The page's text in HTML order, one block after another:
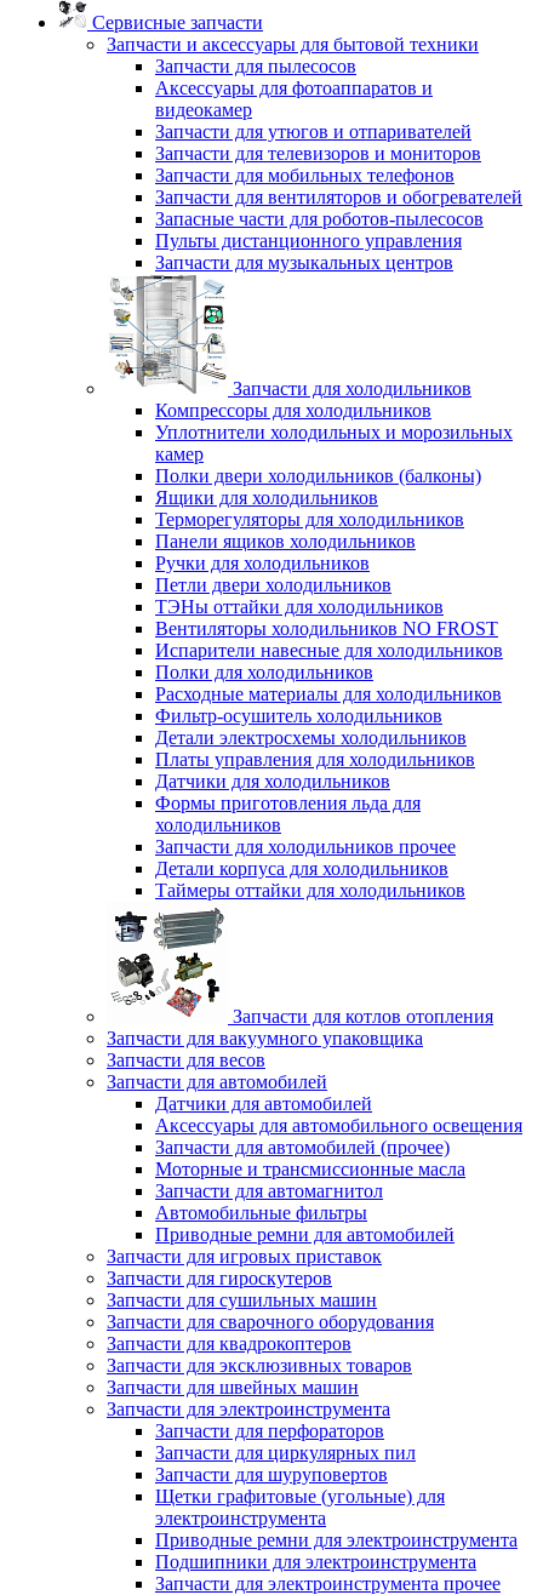
Сервисные запчасти
Запчасти и аксессуары для бытовой техники
Запчасти для пылесосов
Аксессуары для фотоаппаратов и
видеокамер
Запчасти для утюгов и отпаривателей
Запчасти для телевизоров и мониторов
Запчасти для мобильных телефонов
Запчасти для вентиляторов и обогревателей
Запасные части для роботов-пылесосов
Пульты дистанционного управления
Запчасти для музыкальных центров
Запчасти для холодильников
Компрессоры для холодильников
Уплотнители холодильных и морозильных
камер
Полки двери холодильников (балконы)
Ящики для холодильников
Терморегуляторы для холодильников
Панели ящиков холодильников
Ручки для холодильников
Петли двери холодильников
ТЭНы оттайки для холодильников
Вентиляторы холодильников NO FROST
Испарители навесные для холодильников
Полки для холодильников
Расходные материалы для холодильников
Фильтр-осушитель холодильников
Детали электросхемы холодильников
Платы управления для холодильников
Датчики для холодильников
Формы приготовления льда для
холодильников
Запчасти для холодильников прочее
Детали корпуса для холодильников
Таймеры оттайки для холодильников
Запчасти для котлов отопления
Запчасти для вакуумного упаковщика
Запчасти для весов
Запчасти для автомобилей
Датчики для автомобилей
Аксессуары для автомобильного освещения
Запчасти для автомобилей (прочее)
Моторные и трансмиссионные масла
Запчасти для автомагнитол
Автомобильные фильтры
Приводные ремни для автомобилей
Запчасти для игровых приставок
Запчасти для гироскутеров
Запчасти для сушильных машин
Запчасти для сварочного оборудования
Запчасти для квадрокоптеров
Запчасти для эксклюзивных товаров
Запчасти для швейных машин
Запчасти для электроинструмента
Запчасти для перфораторов
Запчасти для циркулярных пил
Запчасти для шуруповертов
Щетки графитовые (угольные) для
электроинструмента
Приводные ремни для электроинструмента
Подшипники для электроинструмента
Запчасти для электроинструмента прочее